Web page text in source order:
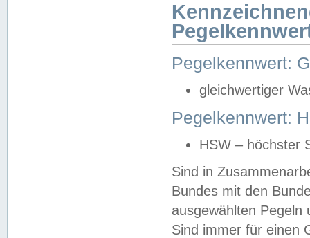
Pegelkennwert:
gleichwertiger
Pegelkennwert:
HSW – höchster
Sind in
Bundes mit den
ausgewählten
Sind immer für einen